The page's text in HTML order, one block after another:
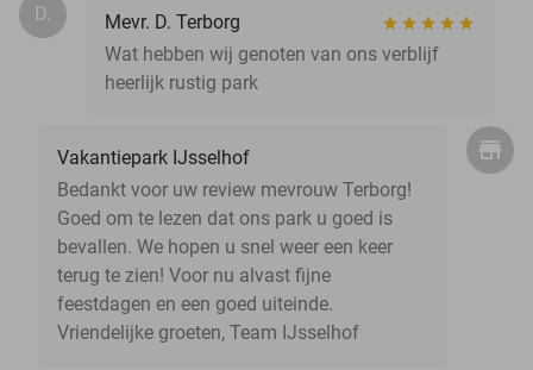
D.
Mevr. D. Terborg
Wat hebben wij genoten van ons verblijf
heerlijk rustig park
Vakantiepark IJsselhof
Bedankt voor uw review mevrouw Terborg!
Goed om te lezen dat ons park u goed is
bevallen. We hopen u snel weer een keer
terug te zien! Voor nu alvast fijne
feestdagen en een goed uiteinde.
Vriendelijke groeten, Team IJsselhof